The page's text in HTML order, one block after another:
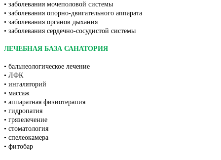
• заболевания мочеполовой системы
• заболевания опорно-двигательного аппарата
• заболевания органов дыхания
• заболевания сердечно-сосудистой системы
ЛЕЧЕБНАЯ БАЗА САНАТОРИЯ
• бальнеологическое лечение
• ЛФК
• ингаляторий
• массаж
• аппаратная физиотерапия
• гидропатия
• грязелечение
• стоматология
• спелеокамера
• фитобар